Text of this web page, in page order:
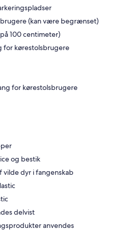
(kan være begrænset)
100 centimeter)
for kørestolsbrugere
for kørestolsbrugere
og bestik
vilde dyr i fangenskab
delvist
anvendes